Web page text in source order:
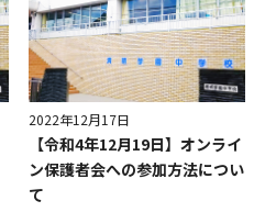
2022年12月17日
【令和4年12月19日】オンライ
ン保護者会への参加方法につい
て